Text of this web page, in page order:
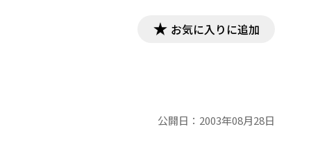
お気に入りに追加
公開日： 2003年08月28日